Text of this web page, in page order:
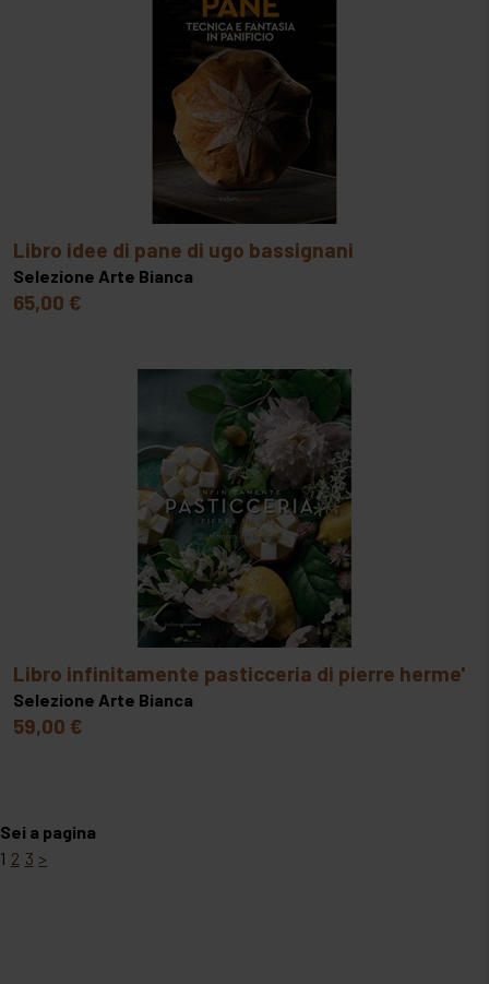
libro idee di pane di ugo bassignani
Selezione Arte Bianca
65,00 €
libro infinitamente pasticceria di pierre herme'
Selezione Arte Bianca
59,00 €
Sei a pagina
1 2 3 >